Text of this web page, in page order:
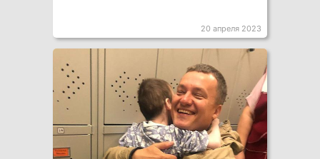
20 апреля 2023